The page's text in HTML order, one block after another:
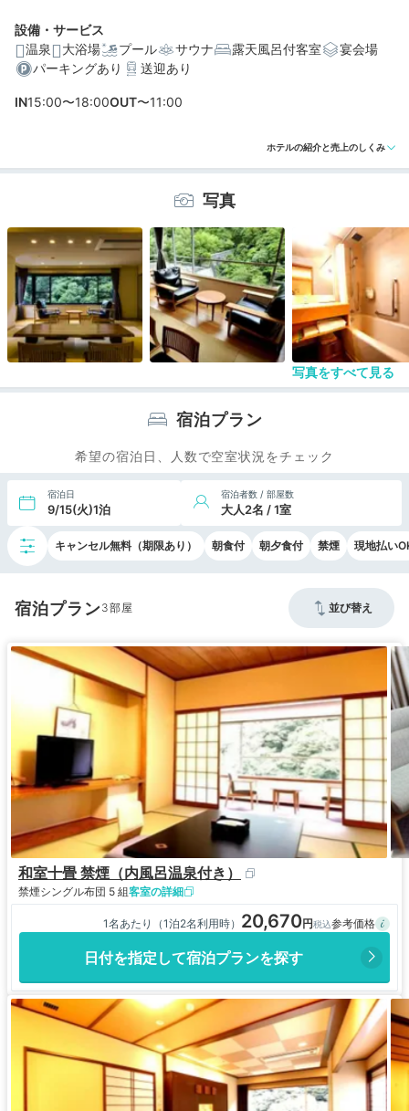
編集部おすすめの３つのポイント
朝起きるのが楽しみ♪熱々の卵料理やフレンチトーストが
並ぶ朝食
設備・サービス
温泉
大浴場 プール サウナ 露天風呂付客室
宴会場
パーキングあり
送迎あり
IN15:00〜18:00OUT〜11:00
ホテルの紹介と売上のしくみ
写真
写真をすべて見る
宿泊プラン
希望の宿泊日、人数で空室状況をチェック
宿泊日
9/15(火)1泊
宿泊者数 / 部屋数
大人2名 / 1室
キャンセル無料（期限あり） 朝食付 朝夕食付 禁煙 現地払い
宿泊プラン3 並び替え
和室十畳 禁煙（内風呂温泉付き）
禁煙シングル布団 5 組客室の詳細
1名あたり（1泊2名利用時） 20,670
日付を指定して宿泊プランを探す